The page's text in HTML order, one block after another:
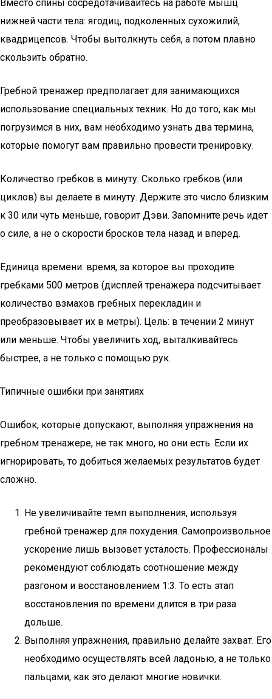
Вместо спины сосредотачивайтесь на работе мышц
нижней части тела: ягодиц, подколенных сухожилий,
квадрицепсов. Чтобы вытолкнуть себя, а потом плавно
скользить обратно.
Гребной тренажер предполагает для занимающихся
использование специальных техник. Но до того, как мы
погрузимся в них, вам необходимо узнать два термина,
которые помогут вам правильно провести тренировку.
Количество гребков в минуту: Сколько гребков (или
циклов) вы делаете в минуту. Держите это число близким
к 30 или чуть меньше, говорит Дэви. Запомните речь идет
о силе, а не о скорости бросков тела назад и вперед.
Единица времени: время, за которое вы проходите
гребками 500 метров (дисплей тренажера подсчитывает
количество взмахов гребных перекладин и
преобразовывает их в метры). Цель: в течении 2 минут
или меньше. Чтобы увеличить ход, выталкивайтесь
быстрее, а не только с помощью рук.
Типичные ошибки при занятиях
Ошибок, которые допускают, выполняя упражнения на
гребном тренажере, не так много, но они есть. Если их
игнорировать, то добиться желаемых результатов будет
сложно.
Не увеличивайте темп выполнения, используя
гребной тренажер для похудения. Самопроизвольное
ускорение лишь вызовет усталость. Профессионалы
рекомендуют соблюдать соотношение между
разгоном и восстановлением 1:3. То есть этап
восстановления по времени длится в три раза
дольше.
Выполняя упражнения, правильно делайте захват. Его
необходимо осуществлять всей ладонью, а не только
пальцами, как это делают многие новички.